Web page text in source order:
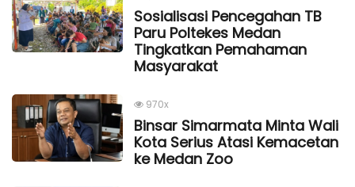
Sosialisasi Pencegahan TB
Paru Poltekes Medan
Tingkatkan Pemahaman
Masyarakat
970x
Binsar Simarmata Minta Wali
Kota Serius Atasi Kemacetan
ke Medan Zoo